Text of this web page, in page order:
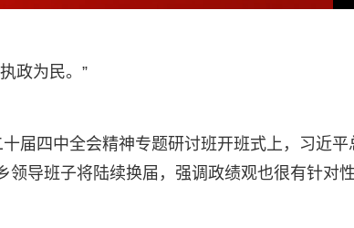
政为民。”
届四中全会精神专题研讨班开班式上，习近平
导班子将陆续换届，强调政绩观也很有针对